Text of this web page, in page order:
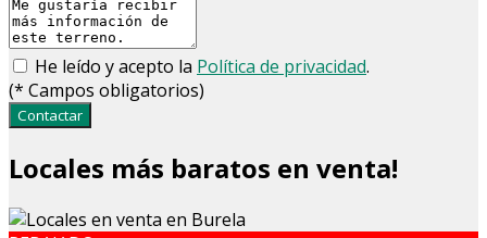
He leído y acepto la Política de privacidad.
(* Campos obligatorios)
Contactar
Locales más baratos en venta!